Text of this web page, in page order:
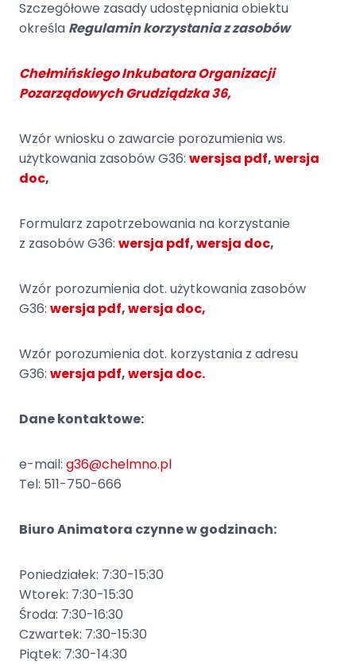
Szczegółowe zasady udostępniania obiektu
określa Regulamin korzystania z zasobów
Chełmińskiego Inkubatora Organizacji
Pozarządowych Grudziądzka 36,
Wzór wniosku o zawarcie porozumienia ws.
użytkowania zasobów G36: wersjsa pdf,wersja
doc,
Formularz zapotrzebowania na korzystanie
z zasobów G36: wersja pdf,wersja doc,
Wzór porozumienia dot. użytkowania zasobów
G36: wersja pdf,wersja doc,
Wzór porozumienia dot. korzystania z adresu
G36: wersja pdf,wersja doc.
Dane kontaktowe:
e-mail: g36@chelmno.pl
Tel: 511-750-666
Biuro Animatora czynne w godzinach:
Poniedziałek: 7:30-15:30
Wtorek: 7:30-15:30
Środa: 7:30-16:30
Czwartek: 7:30-15:30
Piątek: 7:30-14:30